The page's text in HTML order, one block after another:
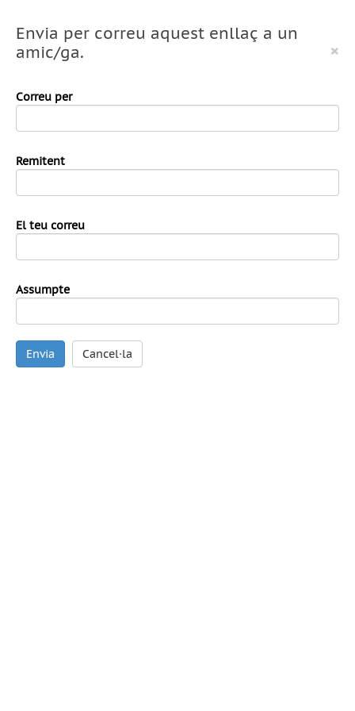
Envia per correu aquest enllaç a un
amic/ga.
×
Correu per
Remitent
El teu correu
Assumpte
Envia Cancel·la